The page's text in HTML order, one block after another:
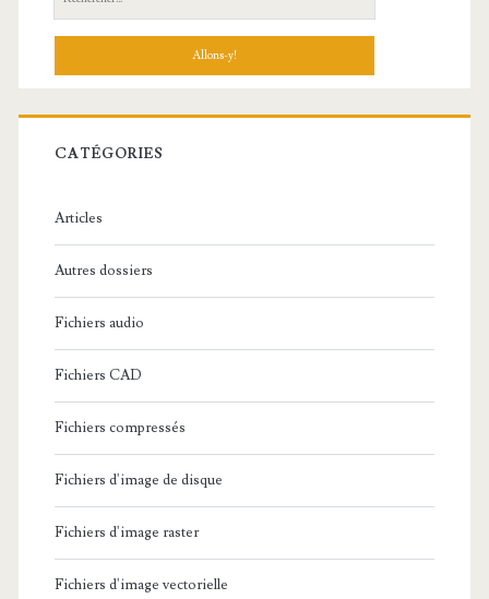
e
h
r
c
:
CATÉGORIES
Articles
Autres dossiers
Fichiers audio
Fichiers CAD
Fichiers compressés
Fichiers d'image de disque
Fichiers d'image raster
Fichiers d'image vectorielle